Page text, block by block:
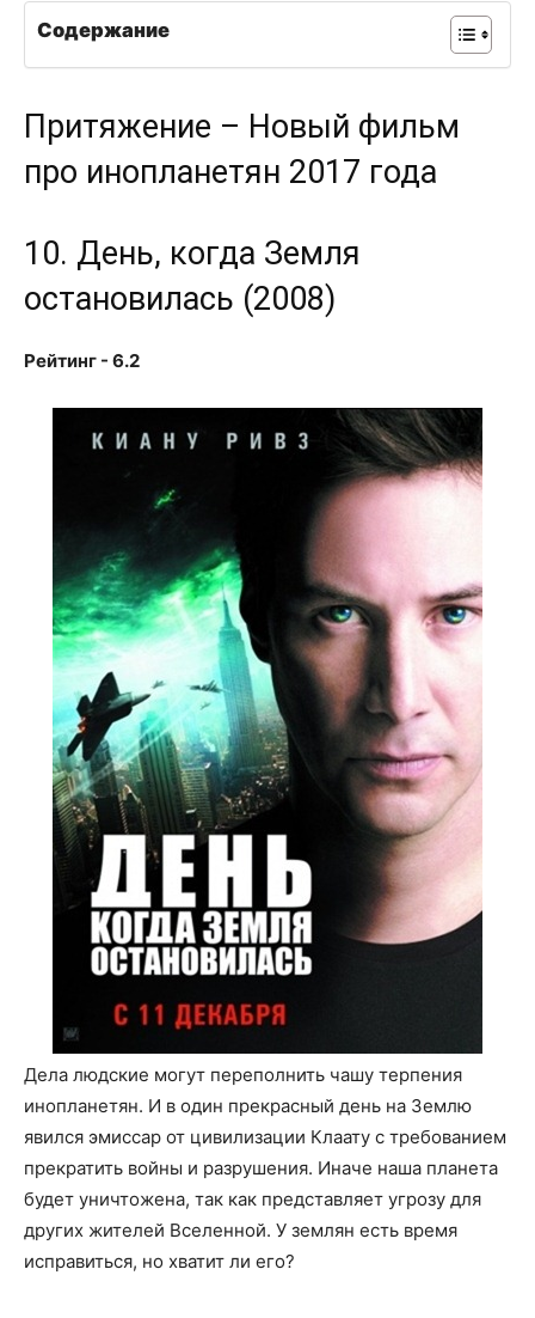
Содержание
Притяжение – Новый фильм
про инопланетян 2017 года
10. День, когда Земля
остановилась (2008)
Рейтинг - 6.2
Дела людские могут переполнить чашу терпения
инопланетян. И в один прекрасный день на Землю
явился эмиссар от цивилизации Клаату с требованием
прекратить войны и разрушения. Иначе наша планета
будет уничтожена, так как представляет угрозу для
других жителей Вселенной. У землян есть время
исправиться, но хватит ли его?